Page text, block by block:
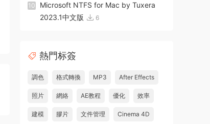
10
Microsoft NTFS for Mac by Tuxera
2023.1中文版
6
熱門标簽
調色 格式轉換 MP3 After Effects
照片 網絡 AE教程 優化 效率
建模 膠片 文件管理 Cinema 4D